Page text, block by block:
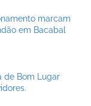
marcam
em Bacabal
de Bom Lugar